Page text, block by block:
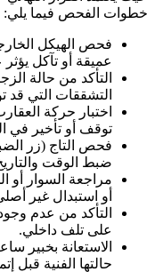
خطوات الفحص فيما يلي:
فحص الهيكل
عميقة أو تآكل يؤثر
التأكد من حالة
التشققات التي قد
اختبار حركة
توقف أو تأخير في
فحص التاج (زر
ضبط الوقت
مراجعة السوار أو
أو استبدال غير
التأكد من عدم
على تلف داخلي.
الاستعانة بخبير
حالتها الفنية قبل